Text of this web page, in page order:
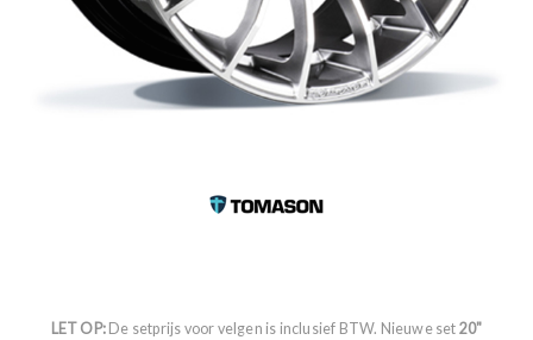
LET OP:De setprijs voor velgen is inclusief BTW. Nieuwe set 20"